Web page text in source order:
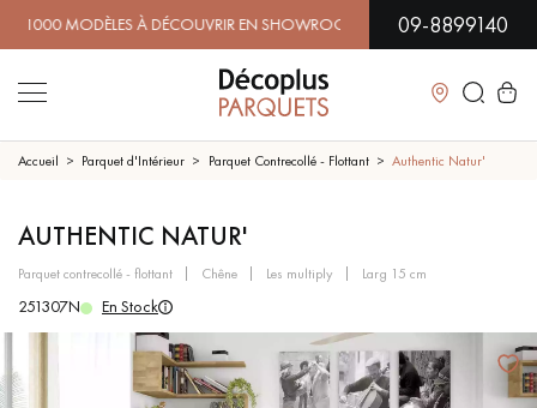
À DÉCOUVRIR EN SHOWROOM | DISPONIBILITÉ
09-8899140
Fermer
LES RECHERCHES LES PLUS COURANTES
PARQUET MASSIF
SOL PLAQUÉ BOIS VERITABLES
PARQUETS À MOTIFS
TRADITIONNELS
Accueil Parquet d'Intérieur Parquet Contrecollé - Flottant Authentic Natur'
AUTHENTIC NATUR'
parquet contrecollé - flottant chêne les multiply larg 15 cm
251307N En Stock